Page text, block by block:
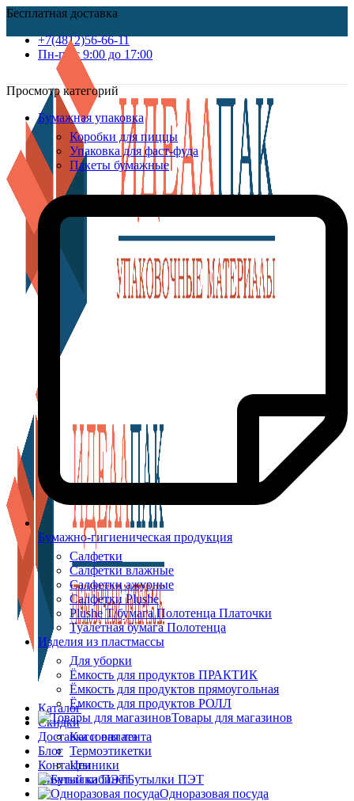
Бесплатная доставка
+7(4812)56-66-11
Пн-пт c 9:00 до 17:00
Каталог
Скидки
Доставка и оплата
Блог
Контакты
Личный кабинет
Просмотр категорий
Бумажная упаковка
Коробки для пиццы
Упаковка для фаст-фуда
Пакеты бумажные
Бумажно-гигиеническая продукция
Салфетки
Салфетки влажные
Салфетки ажурные
Салфетки Plushe
Plushe Т/бумага Полотенца Платочки
Туалетная бумага Полотенца
Изделия из пластмассы
Для уборки
Ёмкость для продуктов ПРАКТИК
Ёмкость для продуктов прямоугольная
Ёмкость для продуктов РОЛЛ
Товары для магазинов
Кассовая лента
Термоэтикетки
Ценники
Бутылки ПЭТ
Одноразовая посуда